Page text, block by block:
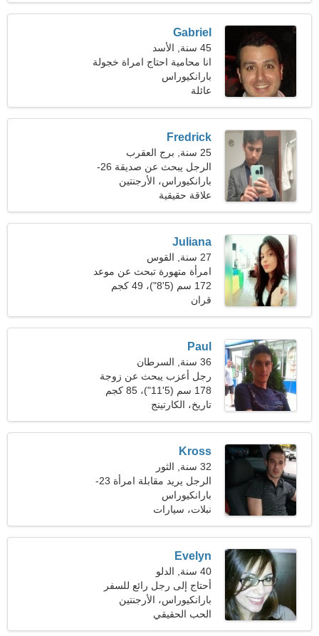
Gabriel
45 سنة, الأسد
انا محامية احتاج امراة خجولة
بارانكيوراس
عائلة
Fredrick
25 سنة, برج العقرب
الرجل يبحث عن صديقة 26-
28
بارانكيوراس، الأرجنتين
علاقة حقيقية
Juliana
27 سنة, القوس
امرأة متهورة تبحث عن موعد
172 سم (5'8")، 49 كجم
(108 رطل)
قران
Paul
36 سنة, السرطان
رجل أعزب يبحث عن زوجة
26-33
178 سم (5'11")، 85 كجم
(187 رطلا)
تاريخ، الكارتينج
Kross
32 سنة, الثور
الرجل يريد مقابلة امرأة 23-
30
بارانكيوراس
نبلات، سيارات
Evelyn
40 سنة, الدلو
أحتاج إلى رجل رائع للسفر
معًا
بارانكيوراس، الأرجنتين
الحب الحقيقي